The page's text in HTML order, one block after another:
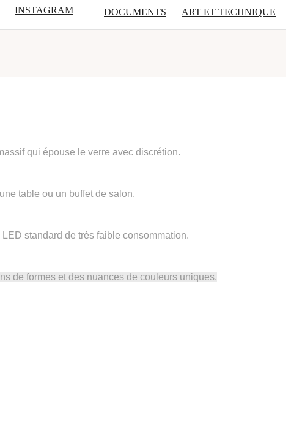
INSTAGRAM DOCUMENTS ART ET TECHNIQUE
qui épouse le verre avec discrétion.
table ou un buffet de salon.
standard de très faible consommation.
de formes et des nuances de couleurs uniques.